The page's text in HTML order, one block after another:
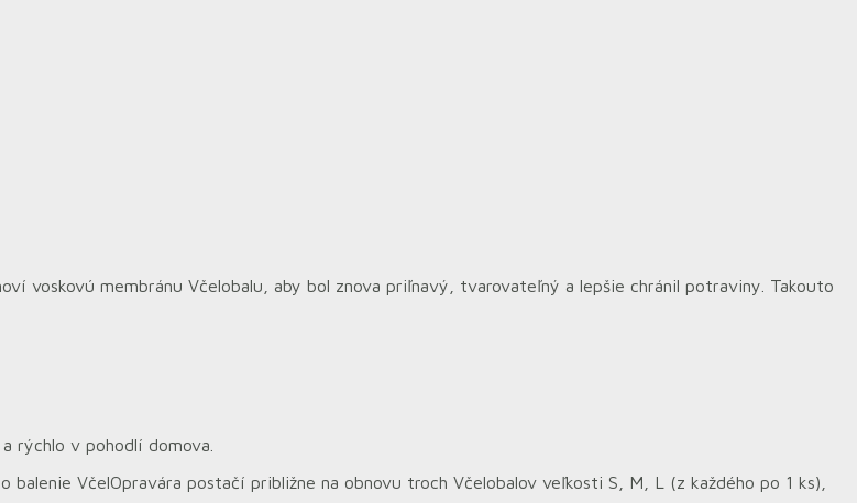
voskovú membránu Včelobalu, aby bol znova priľnavý, tvarovateľný a lepšie chránil potraviny. Takouto
rýchlo v pohodlí domova.
VčelOpravára postačí približne na obnovu troch Včelobalov veľkosti S, M, L (z každého po 1 ks),